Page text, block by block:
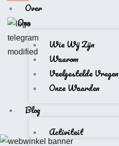
Over
Ons
Wie Wij Zijn
Waarom
Veelgestelde Vragen
Onze Waarden
Blog
Activiteit